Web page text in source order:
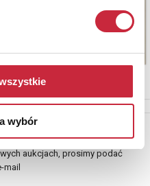
wybór
aukcjach, prosimy podać
mail